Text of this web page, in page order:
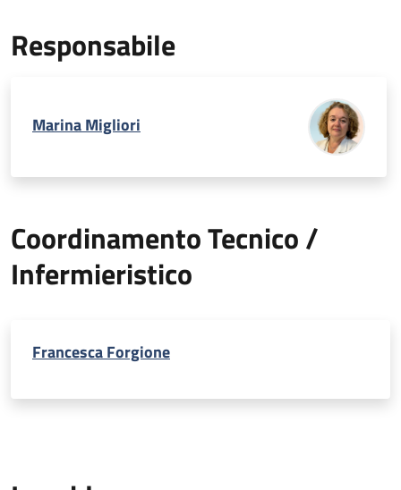
Responsabile
Marina Migliori
Coordinamento Tecnico /
Infermieristico
Francesca Forgione